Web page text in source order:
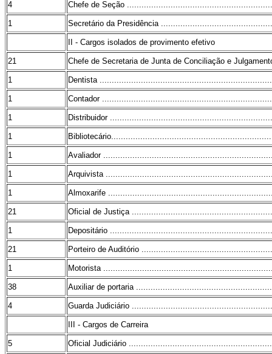
4 Chefe de Seção
1 Secretário da Presidência
II - Cargos isolados de provimento efetivo
21 Chefe de Secretaria de Junta de Conciliação e
1 Dentista
1 Contador
1 Distribuidor
1
1 Avaliador
1 Arquivista
1 Almoxarife
21 Oficial de Justiça
1 Depositário
21 Porteiro de Auditório
1 Motorista
38 Auxiliar de portaria
4 Guarda Judiciário
III - Cargos de Carreira
5 Oficial Judiciário